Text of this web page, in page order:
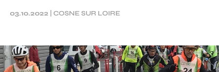
03.10.2022 COSNE SUR LOIRE